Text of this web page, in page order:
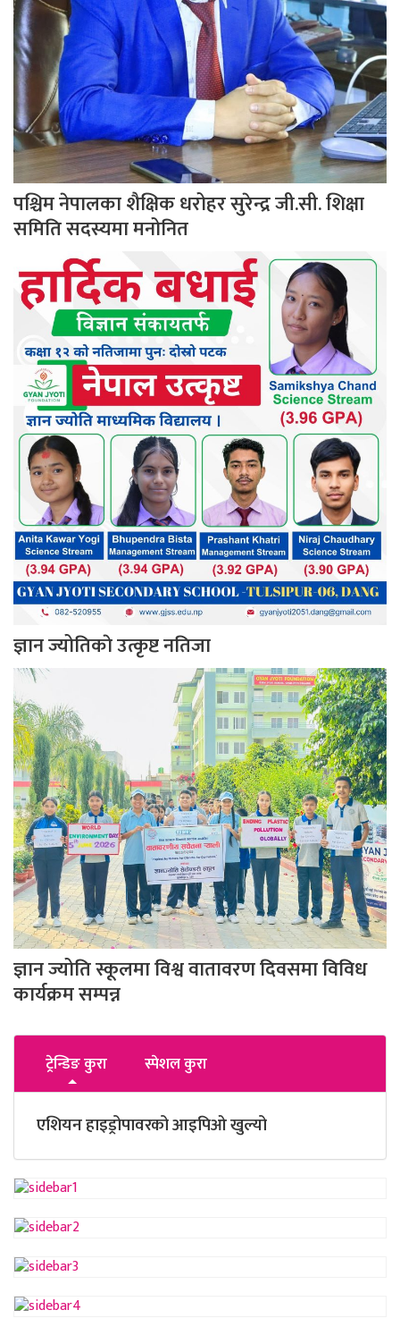
पश्चिम नेपालका शैक्षिक धरोहर सुरेन्द्र जी.सी. शिक्षा
समिति सदस्यमा मनोनित
ज्ञान ज्योतिकाे उत्कृष्ट नतिजा
ज्ञान ज्योति स्कूलमा विश्व वातावरण दिवसमा विविध
कार्यक्रम सम्पन्न
ट्रेन्डिङ कुरा स्पेशल कुरा
एशियन हाइड्रोपावरको आइपिओ खुल्यो